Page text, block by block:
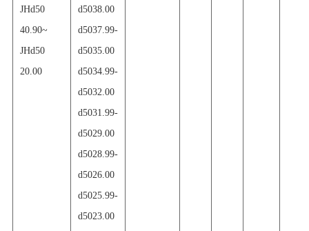
JHd50
40.90~
JHd50
20.00
d5038.00
d5037.99-
d5035.00
d5034.99-
d5032.00
d5031.99-
d5029.00
d5028.99-
d5026.00
d5025.99-
d5023.00